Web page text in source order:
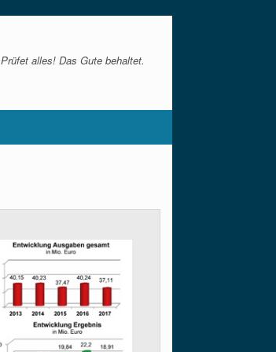
Prüfet alles! Das Gute behaltet.